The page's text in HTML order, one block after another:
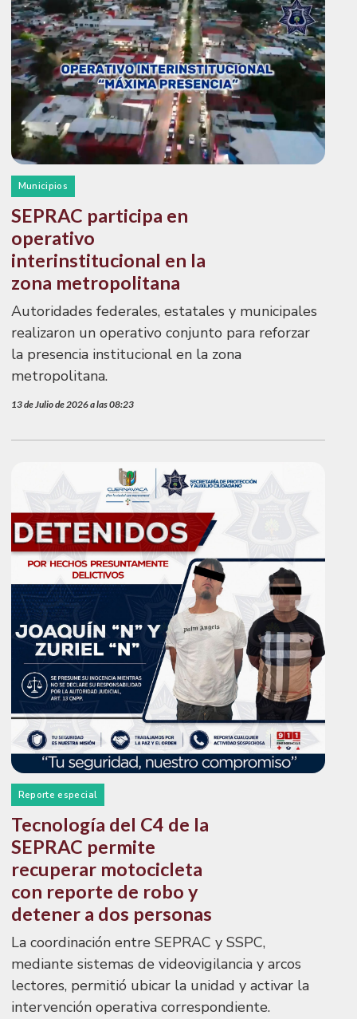
Municipios
SEPRAC participa en
operativo
interinstitucional en la
zona metropolitana
Autoridades federales, estatales y municipales
realizaron un operativo conjunto para reforzar
la presencia institucional en la zona
metropolitana.
13 de Julio de 2026 a las 08:23
Reporte especial
Tecnología del C4 de la
SEPRAC permite
recuperar motocicleta
con reporte de robo y
detener a dos personas
La coordinación entre SEPRAC y SSPC,
mediante sistemas de videovigilancia y arcos
lectores, permitió ubicar la unidad y activar la
intervención operativa correspondiente.